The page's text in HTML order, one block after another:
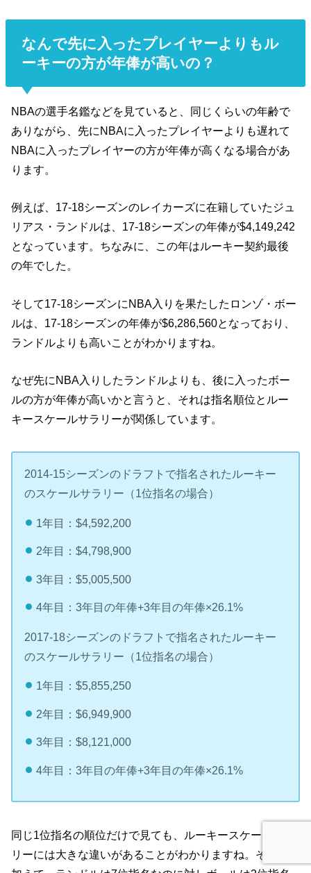
なんで先に入ったプレイヤーよりもル
ーキーの方が年俸が高いの？
NBAの選手名鑑などを見ていると、同じくらいの年齢で
ありながら、先にNBAに入ったプレイヤーよりも遅れて
NBAに入ったプレイヤーの方が年俸が高くなる場合があ
ります。
例えば、17-18シーズンのレイカーズに在籍していたジュ
リアス・ランドルは、17-18シーズンの年俸が$4,149,242
となっています。ちなみに、この年はルーキー契約最後
の年でした。
そして17-18シーズンにNBA入りを果たしたロンゾ・ボー
ルは、17-18シーズンの年俸が$6,286,560となっており、
ランドルよりも高いことがわかりますね。
なぜ先にNBA入りしたランドルよりも、後に入ったボー
ルの方が年俸が高いかと言うと、それは指名順位とルー
キースケールサラリーが関係しています。
2014-15シーズンのドラフトで指名されたルーキー
のスケールサラリー（1位指名の場合）
1年目：$4,592,200
2年目：$4,798,900
3年目：$5,005,500
4年目：3年目の年俸+3年目の年俸×26.1%
2017-18シーズンのドラフトで指名されたルーキー
のスケールサラリー（1位指名の場合）
1年目：$5,855,250
2年目：$6,949,900
3年目：$8,121,000
4年目：3年目の年俸+3年目の年俸×26.1%
同じ1位指名の順位だけで見ても、ルーキースケールサラ
リーには大きな違いがあることがわかりますね。それに